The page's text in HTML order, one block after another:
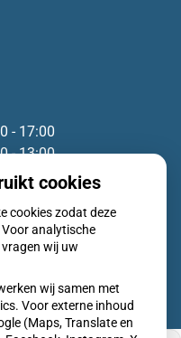
- 17:00
- 13:00
- 17:00
- 17:00
- 17:00
cookies
cookies zodat deze
analytische
wij uw
wij samen met
Voor externe inhoud
(Maps, Translate en